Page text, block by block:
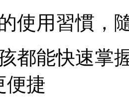
使用習慣，
都能快速掌
便捷